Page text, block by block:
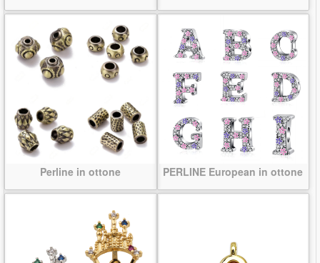
Perline in ottone PERLINE European in ottone